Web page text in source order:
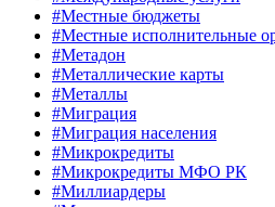
#Местные бюджеты
#Местные исполнительные
#Метадон
#Металлические карты
#Металлы
#Миграция
#Миграция населения
#Микрокредиты
#Микрокредиты МФО РК
#Миллиардеры